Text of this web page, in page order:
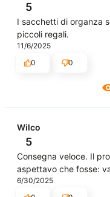
5
I sacchetti di organza
piccoli regali.
11/6/2025
0
0
Wilco
5
Consegna veloce. Il
aspettavo che fosse:
6/30/2025